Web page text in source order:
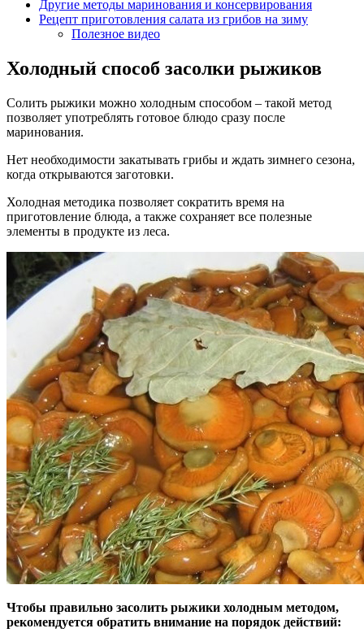
Другие методы маринования и консервирования
Рецепт приготовления салата из грибов на зиму
Полезное видео
Холодный способ засолки рыжиков
Солить рыжики можно холодным способом – такой метод
позволяет употреблять готовое блюдо сразу после
маринования.
Нет необходимости закатывать грибы и ждать зимнего сезона,
когда открываются заготовки.
Холодная методика позволяет сократить время на
приготовление блюда, а также сохраняет все полезные
элементы в продукте из леса.
Чтобы правильно засолить рыжики холодным методом,
рекомендуется обратить внимание на порядок действий: